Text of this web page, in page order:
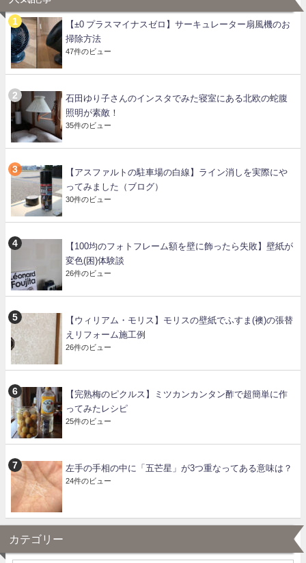
【±0 プラスマイナスゼロ】サーキュレーター扇風機のお
掃除方法
47件のビュー
石田ゆり子さんのインスタでみた寝室にある北欧の蛇腹
照明が素敵！
35件のビュー
【アスファルトの駐車場の白線】ライン消しを実際にや
ってみました（ブログ）
30件のビュー
【100均のフォトフレーム額を壁に飾ったら失敗】壁紙が
変色(困)体験談
26件のビュー
【ウィリアム・モリス】モリスの壁紙でふすま(襖)の張替
えリフォーム施工例
26件のビュー
【完熟梅のピクルス】ミツカンカンタン酢で超簡単に作
ってみたレシピ
25件のビュー
左手の手相の中に「五芒星」が3つ重なってある意味は？
24件のビュー
カテゴリー